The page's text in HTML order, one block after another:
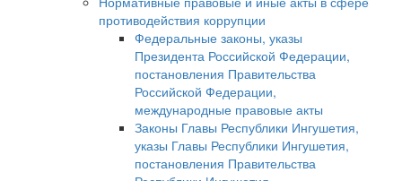
противодействия коррупции
Федеральные законы, указы
Президента Российской Федерации,
постановления Правительства
Российской Федерации,
международные правовые акты
Законы Главы Республики Ингушетия,
указы Главы Республики Ингушетия,
постановления Правительства